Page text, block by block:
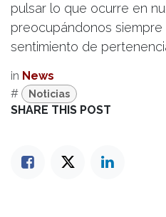
pulsar lo que ocurre en
preocupándonos
sentimiento de
in News
#
Noticias
SHARE THIS POST